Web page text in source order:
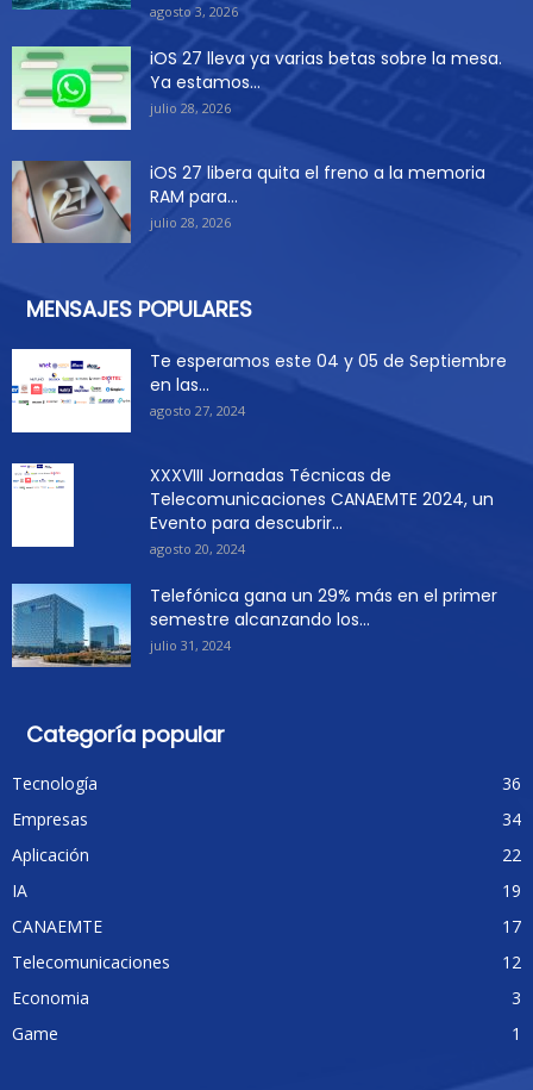
agosto 3, 2026
iOS 27 lleva ya varias betas sobre la mesa.
Ya estamos...
julio 28, 2026
iOS 27 libera quita el freno a la memoria
RAM para...
julio 28, 2026
MENSAJES POPULARES
Te esperamos este 04 y 05 de Septiembre
en las...
agosto 27, 2024
XXXVIII Jornadas Técnicas de
Telecomunicaciones CANAEMTE 2024, un
Evento para descubrir...
agosto 20, 2024
Telefónica gana un 29% más en el primer
semestre alcanzando los...
julio 31, 2024
Categoría popular
Tecnología
36
Empresas
34
Aplicación
22
IA
19
CANAEMTE
17
Telecomunicaciones
12
Economia
3
Game
1